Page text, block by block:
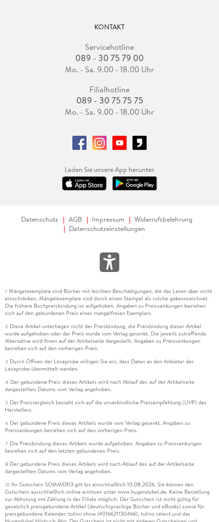
KONTAKT
Servicehotline
089 - 30 75 79 00
Mo. - Sa. 9.00 - 18.00 Uhr
Filialhotline
089 - 30 75 75 75
Mo. - Sa. 9.00 - 18.00 Uhr
Laden Sie unsere App herunter.
Datenschutz AGB Impressum
Widerrufsbelehrung
Datenschutzeinstellungen
1 Mängelexemplare sind Bücher mit leichten Beschädigungen, die das Lesen aber nicht
einschränken. Mängelexemplare sind durch einen Stempel als solche gekennzeichnet.
Die frühere Buchpreisbindung ist aufgehoben. Angaben zu Preissenkungen beziehen
sich auf den gebundenen Preis eines mangelfreien Exemplars.
2 Diese Artikel unterliegen nicht der Preisbindung, die Preisbindung dieser Artikel
wurde aufgehoben oder der Preis wurde vom Verlag gesenkt. Die jeweils zutreffende
Alternative wird Ihnen auf der Artikelseite dargestellt. Angaben zu Preissenkungen
beziehen sich auf den vorherigen Preis.
3 Durch Öffnen der Leseprobe willigen Sie ein, dass Daten an den Anbieter der
Leseprobe übermittelt werden.
4 Der gebundene Preis dieses Artikels wird nach Ablauf des auf der Artikelseite
dargestellten Datums vom Verlag angehoben.
5 Der Preisvergleich bezieht sich auf die unverbindliche Preisempfehlung (UVP) des
Herstellers.
6 Der gebundene Preis dieses Artikels wurde vom Verlag gesenkt. Angaben zu
Preissenkungen beziehen sich auf den vorherigen Preis.
7 Die Preisbindung dieses Artikels wurde aufgehoben. Angaben zu Preissenkungen
beziehen sich auf den letzten gebundenen Preis.
8 Der gebundene Preis dieses Artikels wird nach Ablauf des auf der Artikelseite
dargestellten Datums vom Verlag angehoben.
12 Ihr Gutschein SOMMER13 gilt bis einschließlich 10.08.2026. Sie können den
Gutschein ausschließlich online einlösen unter www.hugendubel.de. Keine Bestellung
zur Abholung mit Zahlung in der Filiale möglich. Der Gutschein ist nicht gültig für
gesetzlich preisgebundene Artikel (deutschsprachige Bücher und eBooks) sowie für
preisgebundene Kalender, tolino shine (4016621130466), tolino select und das